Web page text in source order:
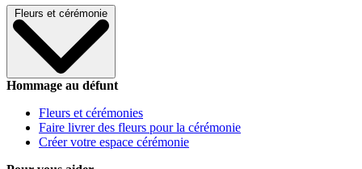
Fleurs et cérémonie
Hommage au défunt
Fleurs et cérémonies
Faire livrer des fleurs pour la cérémonie
Créer votre espace cérémonie